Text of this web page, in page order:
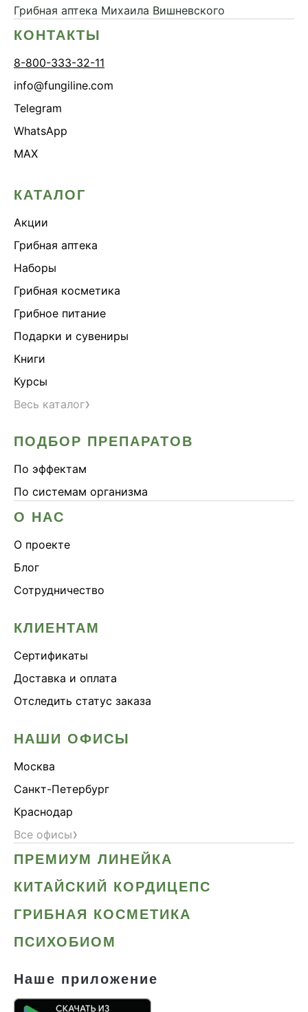
Грибная аптека Михаила Вишневского
КОНТАКТЫ
8-800-333-32-11
info@fungiline.com
Telegram
WhatsApp
MAX
КАТАЛОГ
Акции
Грибная аптека
Наборы
Грибная косметика
Грибное питание
Подарки и сувениры
Книги
Курсы
Весь каталог›
ПОДБОР ПРЕПАРАТОВ
По эффектам
По системам организма
О НАС
О проекте
Блог
Сотрудничество
КЛИЕНТАМ
Сертификаты
Доставка и оплата
Отследить статус заказа
НАШИ ОФИСЫ
Москва
Санкт-Петербург
Краснодар
Все офисы›
ПРЕМИУМ ЛИНЕЙКА
КИТАЙСКИЙ КОРДИЦЕПС
ГРИБНАЯ КОСМЕТИКА
ПСИХОБИОМ
Наше приложение